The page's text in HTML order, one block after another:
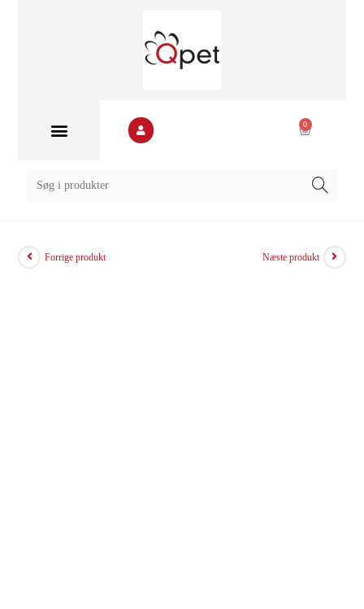
0
Forrige produkt Næste produkt